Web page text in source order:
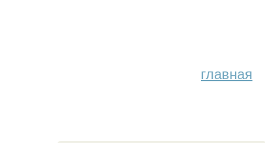
главная